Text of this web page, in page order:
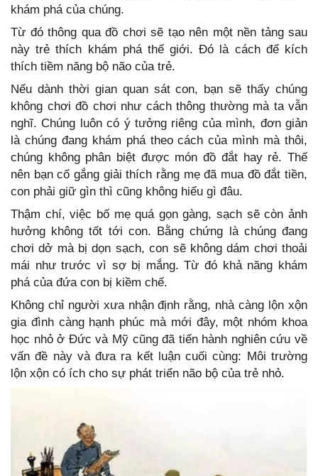
khám phá của chúng.
Từ đó thông qua đồ chơi sẽ tạo nên một nền tảng sau
này trẻ thích khám phá thế giới. Đó là cách để kích
thích tiềm năng bộ não của trẻ.
Nếu dành thời gian quan sát con, bạn sẽ thấy chúng
không chơi đồ chơi như cách thông thường mà ta vẫn
nghĩ. Chúng luôn có ý tưởng riêng của mình, đơn giản
là chúng đang khám phá theo cách của mình mà thôi,
chúng không phân biệt được món đồ đắt hay rẻ. Thế
nên bạn cố gắng giải thích rằng mẹ đã mua đồ đắt tiền,
con phải giữ gìn thì cũng không hiểu gì đâu.
Thậm chí, việc bố mẹ quá gọn gàng, sạch sẽ còn ảnh
hưởng không tốt tới con. Bằng chứng là chúng đang
chơi dở mà bị dọn sạch, con sẽ không dám chơi thoải
mái như trước vì sợ bị mắng. Từ đó khả năng khám
phá của đứa con bị kiềm chế.
Không chỉ người xưa nhận định rằng, nhà càng lộn xộn
gia đình càng hạnh phúc mà mới đây, một nhóm khoa
học nhỏ ở Đức và Mỹ cũng đã tiến hành nghiên cứu về
vấn đề này và đưa ra kết luận cuối cùng: Môi trường
lộn xộn có ích cho sự phát triển não bộ của trẻ nhỏ.